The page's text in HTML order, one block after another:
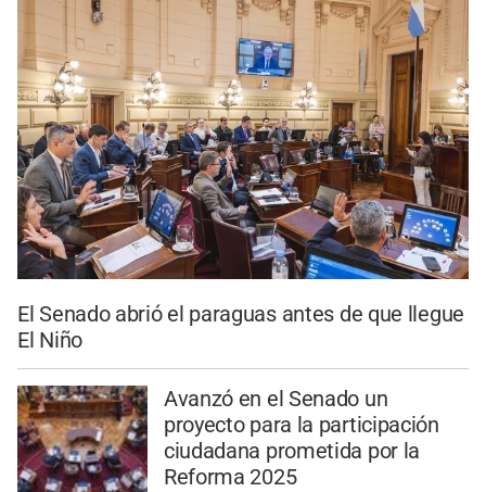
El Senado abrió el paraguas antes de que llegue
El Niño
Avanzó en el Senado un
proyecto para la participación
ciudadana prometida por la
Reforma 2025